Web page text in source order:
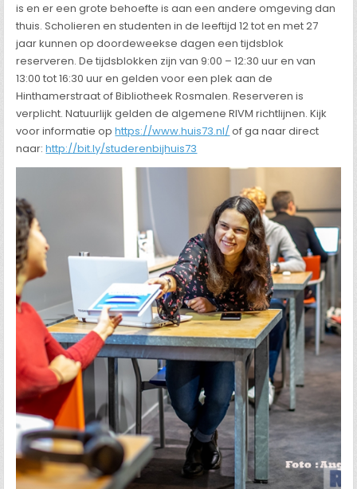
is en er een grote behoefte is aan een andere omgeving dan
thuis. Scholieren en studenten in de leeftijd 12 tot en met 27
jaar kunnen op doordeweekse dagen een tijdsblok
reserveren. De tijdsblokken zijn van 9:00 – 12:30 uur en van
13:00 tot 16:30 uur en gelden voor een plek aan de
Hinthamerstraat of Bibliotheek Rosmalen. Reserveren is
verplicht. Natuurlijk gelden de algemene RIVM richtlijnen. Kijk
voor informatie ophttps://www.huis73.nl/of ga naar direct
naar:http://bit.ly/studerenbijhuis73